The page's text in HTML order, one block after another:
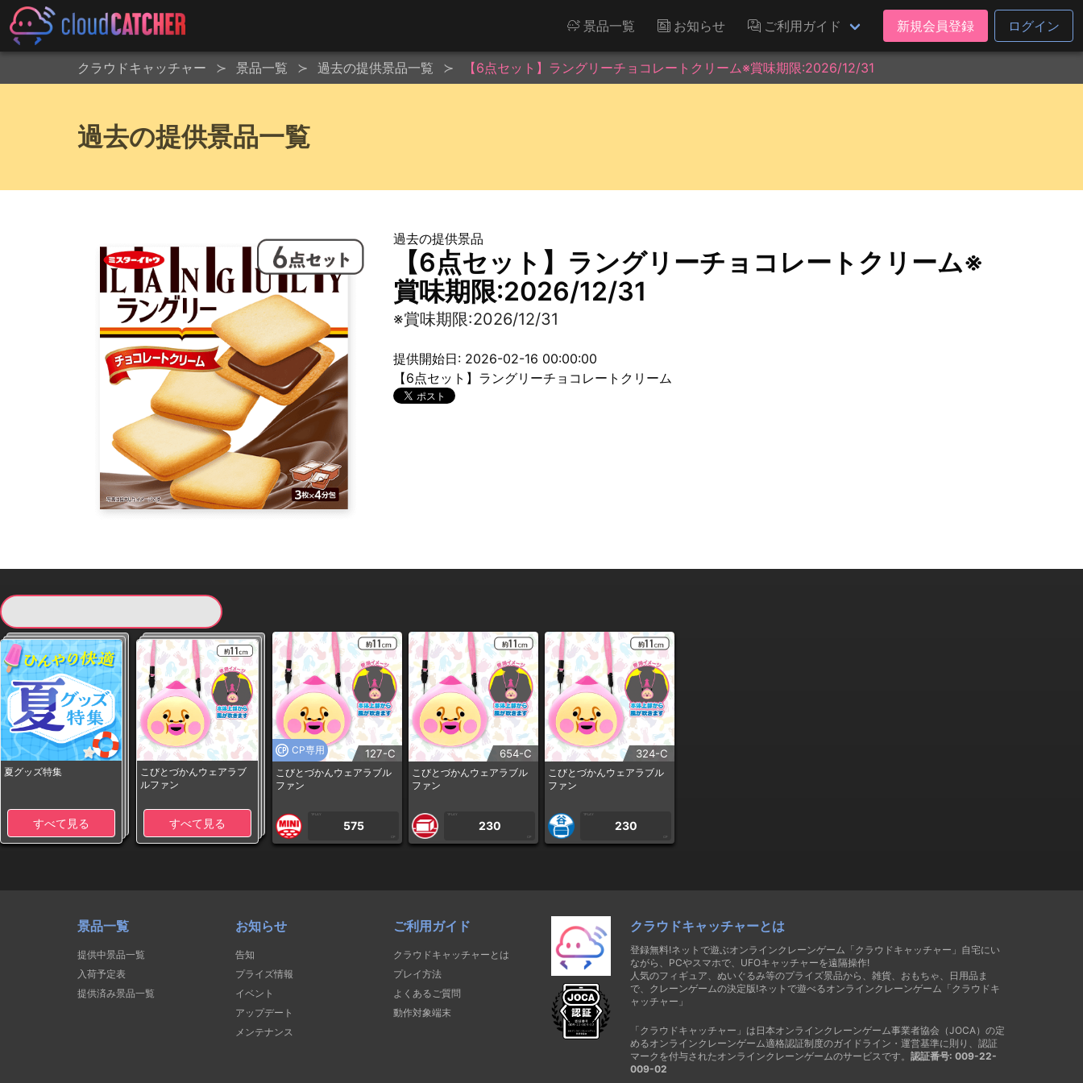
景品一覧 お知らせ ご利用ガイド 新規会員登録 ログイン
クラウドキャッチャー 景品一覧 過去の提供景品一覧 【6点セット】ラングリーチョコレートクリーム※賞味期限:2026/12/31
過去の提供景品一覧
過去の提供景品
【6点セット】ラングリーチョコレートクリーム※
賞味期限:2026/12/31
※賞味期限:2026/12/31
提供開始日: 2026-02-16 00:00:00
【6点セット】ラングリーチョコレートクリーム
夏グッズ特集
すべて見る
こびとづかんウェアラブ
ルファン
すべて見る
CP専用 127-C
こびとづかんウェアラブル
ファン
1PLAY
575
CP
654-C
こびとづかんウェアラブル
ファン
1PLAY
230
CP
324-C
こびとづかんウェアラブル
ファン
1PLAY
230
CP
景品一覧
提供中景品一覧
入荷予定表
提供済み景品一覧
お知らせ
告知
プライズ情報
イベント
アップデート
メンテナンス
ご利用ガイド
クラウドキャッチャーとは
プレイ方法
よくあるご質問
動作対象端末
クラウドキャッチャーとは
登録無料!ネットで遊ぶオンラインクレーンゲーム「クラウドキャッチャー」自宅にい
ながら、PCやスマホで、UFOキャッチャーを遠隔操作!
人気のフィギュア、ぬいぐるみ等のプライズ景品から、雑貨、おもちゃ、日用品ま
で、クレーンゲームの決定版!ネットで遊べるオンラインクレーンゲーム「クラウドキ
ャッチャー」
「クラウドキャッチャー」は日本オンラインクレーンゲーム事業者協会（JOCA）の定
めるオンラインクレーンゲーム適格認証制度のガイドライン・運営基準に則り、認証
マークを付与されたオンラインクレーンゲームのサービスです。 認証番号: 009-22-
009-02